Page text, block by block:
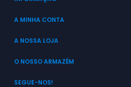
A MINHA CONTA
A NOSSA LOJA
O NOSSO ARMAZÉM
SEGUE-NOS!